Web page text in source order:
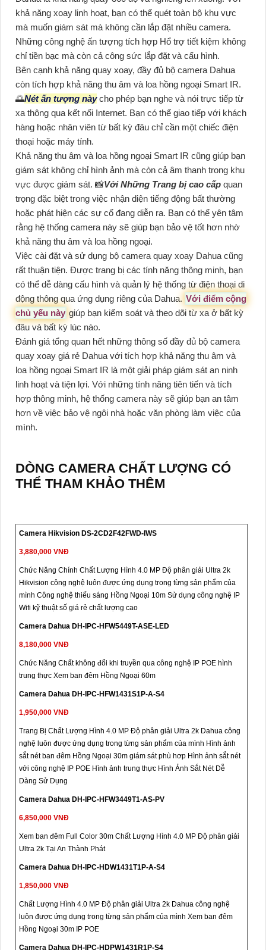
khả năng xoay linh hoạt, bạn có thể quét toàn bộ khu vực
mà muốn giám sát mà không cần lắp đặt nhiều camera.
Những công nghệ ấn tượng tích hợp Hổ trợ tiết kiệm không
chỉ tiền bạc mà còn cả công sức lắp đặt và cấu hình.
Bên cạnh khả năng quay xoay, đầy đủ bộ camera Dahua
còn tích hợp khả năng thu âm và loa hồng ngoại Smart IR.
🌅Nét ấn tượng nàycho phép bạn nghe và nói trực tiếp từ
xa thông qua kết nối Internet. Bạn có thể giao tiếp với khách
hàng hoặc nhân viên từ bất kỳ đâu chỉ cần một chiếc điện
thoại hoặc máy tính.
Khả năng thu âm và loa hồng ngoại Smart IR cũng giúp bạn
giám sát không chỉ hình ảnh mà còn cả âm thanh trong khu
vực được giám sát. 📸Với Những Trang bị cao cấp quan
trọng đặc biệt trong việc nhận diện tiếng động bất thường
hoặc phát hiện các sự cố đang diễn ra. Bạn có thể yên tâm
rằng hệ thống camera này sẽ giúp bạn bảo vệ tốt hơn nhờ
khả năng thu âm và loa hồng ngoại.
Việc cài đặt và sử dụng bộ camera quay xoay Dahua cũng
rất thuận tiện. Được trang bị các tính năng thông minh, bạn
có thể dễ dàng cấu hình và quản lý hệ thống từ điện thoại di
động thông qua ứng dụng riêng của Dahua. Với điểm cộng
chủ yếu này giúp bạn kiểm soát và theo dõi từ xa ở bất kỳ
đâu và bất kỳ lúc nào.
Đánh giá tổng quan hết những thông số đầy đủ bộ camera
quay xoay giá rẻ Dahua với tích hợp khả năng thu âm và
loa hồng ngoại Smart IR là một giải pháp giám sát an ninh
linh hoạt và tiện lợi. Với những tính năng tiên tiến và tích
hợp thông minh, hệ thống camera này sẽ giúp bạn an tâm
hơn về việc bảo vệ ngôi nhà hoặc văn phòng làm việc của
mình.
DÒNG CAMERA CHẤT LƯỢNG CÓ
THỂ THAM KHẢO THÊM
Camera Hikvision DS-2CD2F42FWD-IWS
3,880,000 VNĐ
Chức Năng Chính Chất Lượng Hình 4.0 MP Độ phân giải Ultra 2k
Hikvision công nghệ luôn được ứng dụng trong từng sản phẩm của
mình Công nghệ thiếu sáng Hồng Ngoại 10m Sử dụng công nghệ IP
Wifi kỹ thuật số giá rẻ chất lượng cao
Camera Dahua DH-IPC-HFW5449T-ASE-LED
8,180,000 VNĐ
Chức Năng Chất không đổi khi truyền qua công nghệ IP POE hình
trung thực Xem ban đêm Hồng Ngoại 60m
Camera Dahua DH-IPC-HFW1431S1P-A-S4
1,950,000 VNĐ
Trang Bị Chất Lượng Hình 4.0 MP Độ phân giải Ultra 2k Dahua công
nghệ luôn được ứng dụng trong từng sản phẩm của mình Hình ảnh
sắt nét ban đêm Hồng Ngoại 30m giám sát phù hơp Hình ảnh sắt nét
với công nghệ IP POE Hình ảnh trung thực Hình Ảnh Sắt Nét Dễ
Dàng Sử Dụng
Camera Dahua DH-IPC-HFW3449T1-AS-PV
6,850,000 VNĐ
Xem ban đêm Full Color 30m Chất Lượng Hình 4.0 MP Độ phân giải
Ultra 2k Tại An Thành Phát
Camera Dahua DH-IPC-HDW1431T1P-A-S4
1,850,000 VNĐ
Chất Lượng Hình 4.0 MP Độ phân giải Ultra 2k Dahua công nghệ
luôn được ứng dụng trong từng sản phẩm của mình Xem ban đêm
Hồng Ngoại 30m IP POE
Camera Dahua DH-IPC-HDPW1431R1P-S4